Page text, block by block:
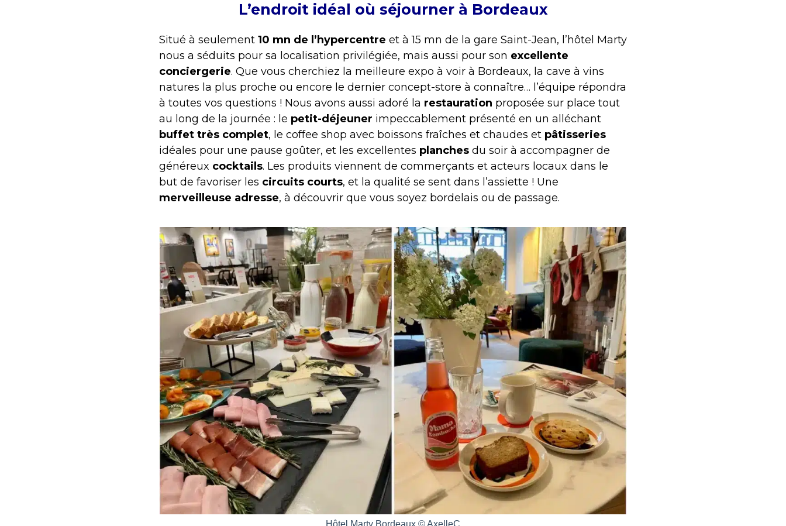
L’endroit idéal où séjourner à Bordeaux
Situé à seulement 10 mn de l’hypercentre et à 15 mn de la gare Saint-Jean, l’hôtel Marty
nous a séduits pour sa localisation privilégiée, mais aussi pour son excellente
conciergerie. Que vous cherchiez la meilleure expo à voir à Bordeaux, la cave à vins
natures la plus proche ou encore le dernier concept-store à connaître… l’équipe répondra
à toutes vos questions ! Nous avons aussi adoré la restauration proposée sur place tout
au long de la journée : le petit-déjeuner impeccablement présenté en un alléchant
buffet très complet, le coffee shop avec boissons fraîches et chaudes et pâtisseries
idéales pour une pause goûter, et les excellentes planches du soir à accompagner de
généreux cocktails. Les produits viennent de commerçants et acteurs locaux dans le
but de favoriser les circuits courts, et la qualité se sent dans l’assiette ! Une
merveilleuse adresse, à découvrir que vous soyez bordelais ou de passage.
Hôtel Marty Bordeaux © AxelleC